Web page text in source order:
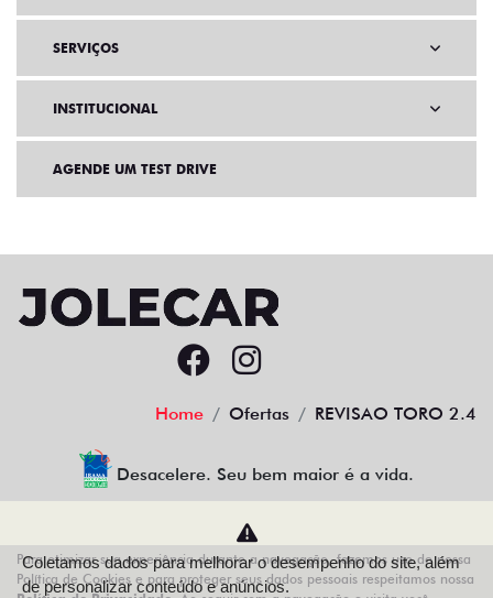
SERVIÇOS
INSTITUCIONAL
AGENDE UM TEST DRIVE
Home Ofertas REVISAO TORO 2.4
Desacelere. Seu bem maior é a vida.
AZZURRA VEICULOS LTDA
Para otimizar sua experiência durante a navegação, fazemos uso de nossa
Política de Cookies e para proteger seus dados pessoais respeitamos nossa
Coletamos dados para melhorar o desempenho do site, além
de personalizar conteúdo e anúncios.